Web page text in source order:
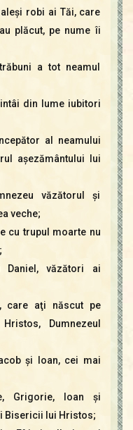
robi ai Tăi, care
plăcut, pe nume îi
a tot neamul
din lume iubitori
al neamului
aşezământului lui
văzătorul şi
veche;
cu trupul moarte nu
Daniel, văzători ai
care aţi născut pe
Dumnezeul
şi Ioan, cei mai
Grigorie, Ioan şi
Bisericii lui Hristos;